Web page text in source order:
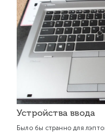
Устройства ввода
Было бы странно для